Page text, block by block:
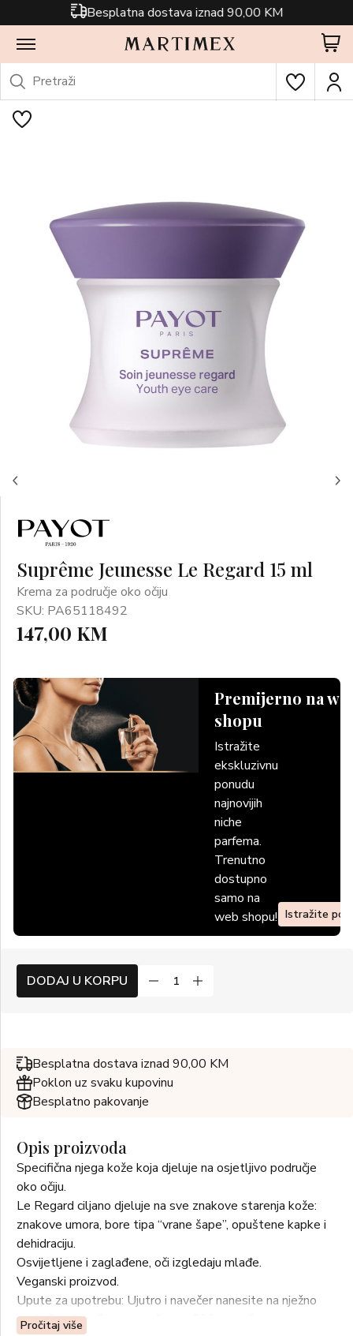
Besplatna dostava iznad 90,00 KM
Suprême Jeunesse Le Regard 15 ml
Krema za područje oko očiju
SKU: PA65118492
147,00 KM
Premijerno na
shopu
Istražite
ekskluzivnu
ponudu
najnovijih
niche
parfema.
Trenutno
dostupno
samo na
web shopu! Istražite
DODAJ U KORPU
Besplatna dostava iznad 90,00 KM
Poklon uz svaku kupovinu
Besplatno pakovanje
Opis proizvoda
Specifična njega kože koja djeluje na osjetljivo područje
oko očiju.
Le Regard ciljano djeluje na sve znakove starenja kože:
znakove umora, bore tipa “vrane šape”, opuštene kapke i
dehidraciju.
Osvijetljene i zaglađene, oči izgledaju mlađe.
Veganski proizvod.
Upute za upotrebu: Ujutro i navečer nanesite na nježno
područje oko očiju na savršeno očišćenu kožu.
Pročitaj više